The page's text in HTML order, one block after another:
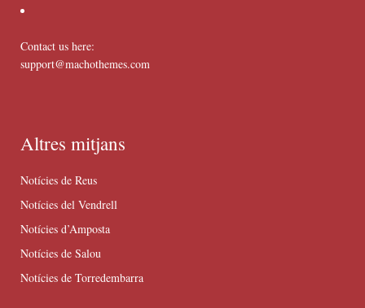
Contact us here:
support@machothemes.com
Altres mitjans
Notícies de Reus
Notícies del Vendrell
Notícies d’Amposta
Notícies de Salou
Notícies de Torredembarra